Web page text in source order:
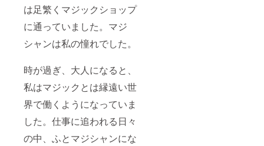
は足繁くマジックショップ
に通っていました。マジ
シャンは私の憧れでした。
時が過ぎ、大人になると、
私はマジックとは縁遠い世
界で働くようになっていま
した。仕事に追われる日々
の中、ふとマジシャンにな